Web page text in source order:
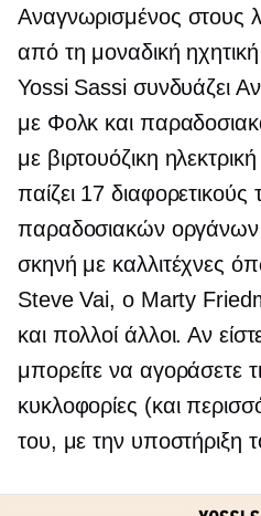
Αναγνωρισμένος στους
από τη μοναδική
Yossi Sassi συνδυάζει
με Φολκ και
με βιρτουόζικη
παίζει 17
παραδοσιακών οργάνων
σκηνή με καλλιτέχνες
Steve Vai, ο Marty
και πολλοί άλλοι. Αν
μπορείτε να αγοράσετε
κυκλοφορίες (και
του, με την υποστήριξη